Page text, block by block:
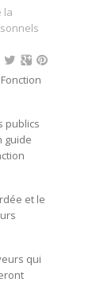
la
publics
guide
et le
qui